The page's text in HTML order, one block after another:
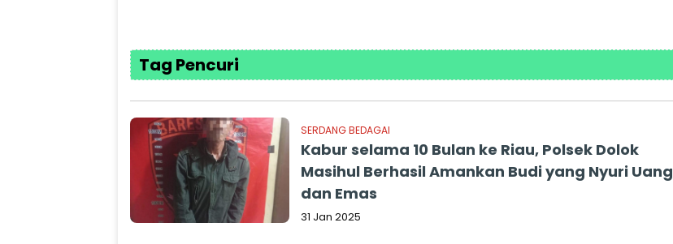
Tag Pencuri
SERDANG BEDAGAI
Kabur selama 10 Bulan ke Riau, Polsek Dolok
Masihul Berhasil Amankan Budi yang Nyuri Uang
dan Emas
31 Jan 2025